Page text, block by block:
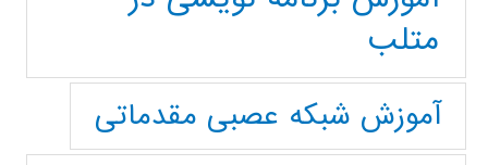
متلب
آموزش شبکه عصبی مقدماتی